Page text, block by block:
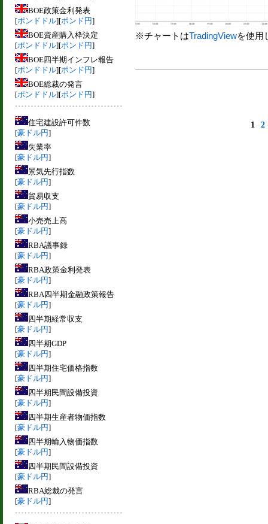
BOE政策金利発表
[ポンドドル][ポンド円]
BOE資産購入枠決定
[ポンドドル][ポンド円]
BOE四半期インフレ報告
[ポンドドル][ポンド円]
BOE総裁の発言
[ポンドドル][ポンド円]
住宅建設許可件数
[豪ドル円]
失業率
[豪ドル円]
景気先行指数
[豪ドル円]
貿易収支
[豪ドル円]
小売売上高
[豪ドル円]
RBA議事録
[豪ドル円]
RBA政策金利発表
[豪ドル円]
RBA四半期金融政策報告
[豪ドル円]
四半期経常収支
[豪ドル円]
四半期GDP
[豪ドル円]
四半期住宅価格指数
[豪ドル円]
四半期民間設備投資
[豪ドル円]
四半期生産者物価指数
[豪ドル円]
四半期輸入物価指数
[豪ドル円]
四半期民間設備投資
[豪ドル円]
RBA総裁の発言
[豪ドル円]
※チャートはTradingViewを使用
1 2